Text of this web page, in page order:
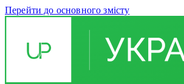
Перейти до основного змісту